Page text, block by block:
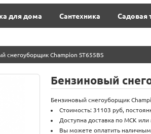
для дома Сантехника Садовая
снегоуборщик Champion ST655BS
Бензиновый
Бензиновый снегоуборщик
Стоимость: 31103 руб,
Доступна доставка по МСК
Вы можете оплатить